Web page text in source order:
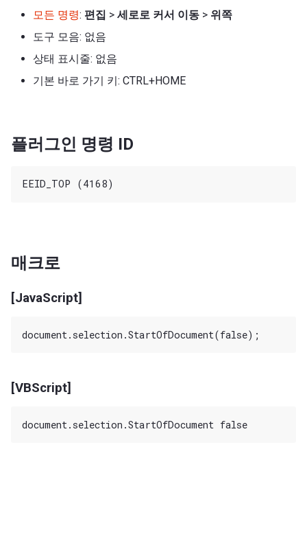
모든 명령: 편집 > 세로로 커서 이동 > 위쪽
도구 모음: 없음
상태 표시줄: 없음
기본 바로 가기 키: CTRL+HOME
플러그인 명령 ID
매크로
[JavaScript]
[VBScript]